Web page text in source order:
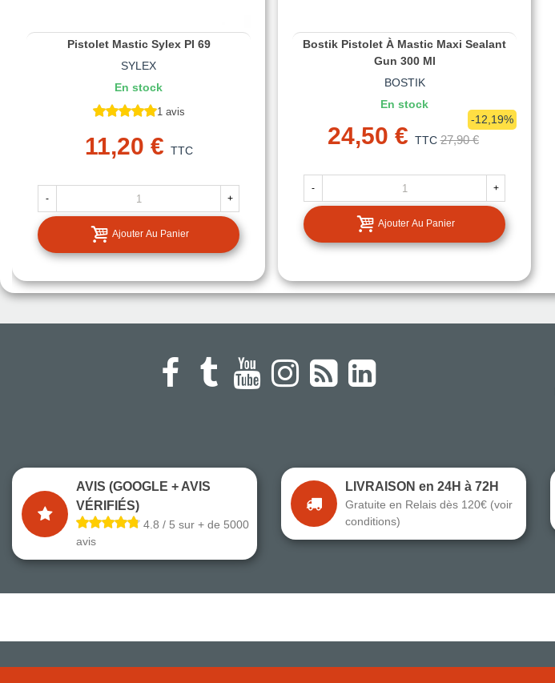
Pistolet Mastic Sylex PI 69
SYLEX
En stock
1 avis
11,20 € TTC
- +
Ajouter Au Panier
Bostik Pistolet À Mastic Maxi Sealant
Gun 300 Ml
BOSTIK
En stock
24,50 € TTC 27,90 €
-12,19%
- +
Ajouter Au Panier
AVIS (GOOGLE + AVIS
VÉRIFIÉS)
4.8 / 5 sur + de 5000
avis
LIVRAISON en 24H à 72H
Gratuite en Relais dès 120€ (voir
conditions)